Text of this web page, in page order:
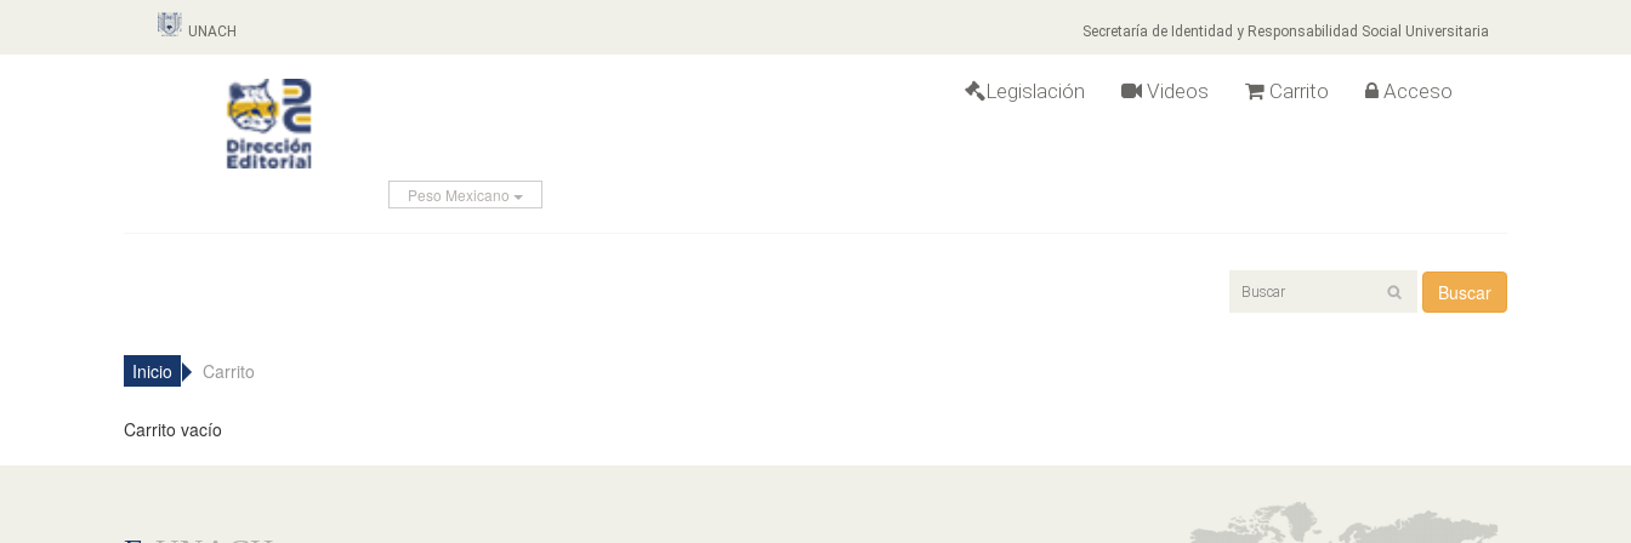
UNACH Secretaría de Identidad y Responsabilidad Social Universitaria
Peso Mexicano
Legislación Videos Carrito Acceso
Buscar
Inicio Carrito
Carrito vacío